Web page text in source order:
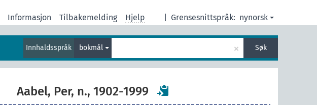
Grensesnittspråk: nynorsk
Informasjon Tilbakemelding Hjelp
Innhaldsspråk bokmål × Søk
Aabel, Per, n., 1902-1999